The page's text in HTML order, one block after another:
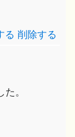
る 削除する
。